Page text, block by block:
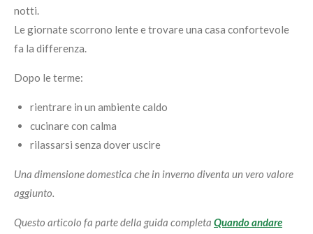
notti.
Le giornate scorrono lente e trovare una casa confortevole
fa la differenza.
Dopo le terme:
rientrare in un ambiente caldo
cucinare con calma
rilassarsi senza dover uscire
Una dimensione domestica che in inverno diventa un vero valore
aggiunto.
Questo articolo fa parte della guida completa Quando andare